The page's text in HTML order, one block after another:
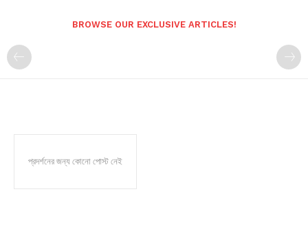
BROWSE OUR EXCLUSIVE ARTICLES!
প্রদর্শনের জন্য কোনো পোস্ট নেই